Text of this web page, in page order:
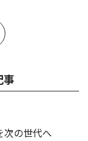
事
次の世代へ